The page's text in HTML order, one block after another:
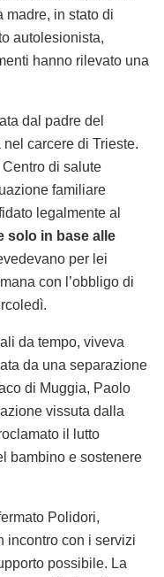
madre, in stato di
autolesionista,
hanno rilevato una
dal padre del
carcere di Trieste.
di salute
familiare
legalmente al
solo in base alle
per lei
con l’obbligo di
da tempo, viveva
da una separazione
di Muggia, Paolo
vissuta dalla
il lutto
bambino e sostenere
Polidori,
incontro con i servizi
possibile. La